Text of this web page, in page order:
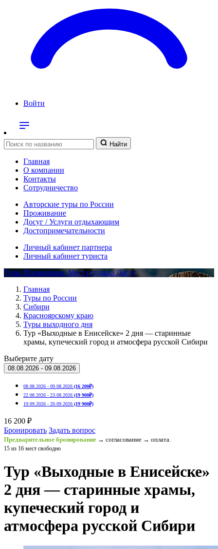
Войти
Найти
Главная
О компании
Контакты
Сотрудничество
Авторские туры по России
Проживание
Досуг / Услуги отдыхающим
Достопримечательности
Личный кабинет партнера
Личный кабинет туриста
Туры ПроживаниеМеста отдыха Досуг
Главная
Туры по России
Сибири
Красноярскому краю
Туры выходного дня
Тур «Выходные в Енисейске» 2 дня — старинные
храмы, купеческий город и атмосфера русской Сибири
Выберите дату
08.08.2026 - 09.08.2026
08.08.2026 - 09.08.2026 (16 200₽)
22.08.2026 - 23.08.2026 (19 900₽)
19.09.2026 - 20.09.2026 (19 900₽)
16 200 ₽
Бронировать Задать вопрос
Предварительное бронирование → согласование → оплата.
15 из 16 мест свободно
Тур «Выходные в Енисейске»
2 дня — старинные храмы,
купеческий город и
атмосфера русской Сибири